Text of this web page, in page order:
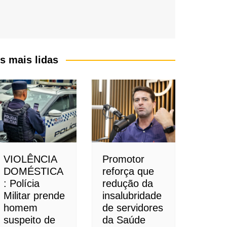
mais lidas
VIOLÊNCIA
DOMÉSTICA
: Polícia
Militar prende
homem
suspeito de
Promotor
reforça que
redução da
insalubridade
de servidores
da Saúde